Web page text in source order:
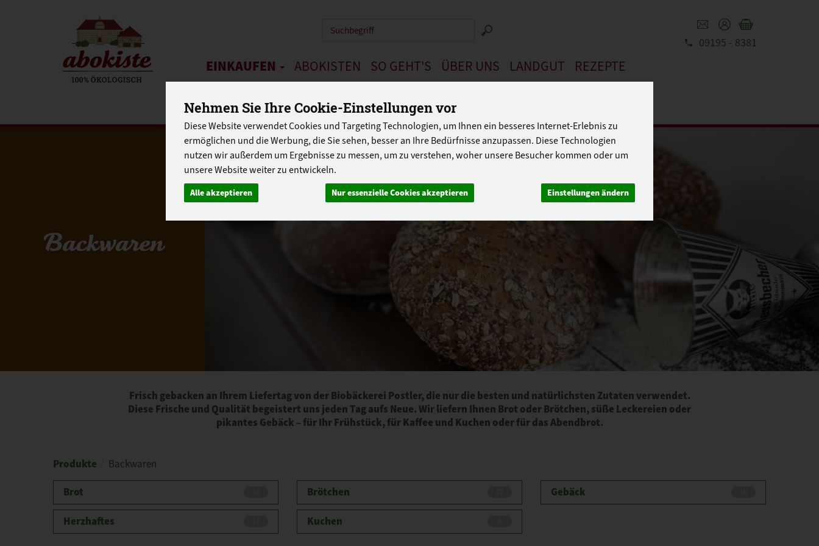
Nehmen Sie Ihre Cookie-Einstellungen vor
Diese Website verwendet Cookies und Targeting Technologien, um Ihnen ein besseres Internet-Erlebnis zu
ermöglichen und die Werbung, die Sie sehen, besser an Ihre Bedürfnisse anzupassen. Diese Technologien
nutzen wir außerdem um Ergebnisse zu messen, um zu verstehen, woher unsere Besucher kommen oder um
unsere Website weiter zu entwickeln.
Alle akzeptieren Nur essenzielle Cookies akzeptieren Einstellungen ändern
Produkt
09195 - 8381
EINKAUFEN ABOKISTEN SO GEHT'S ÜBER UNS LANDGUT
REZEPTE
Backwaren
Frisch gebacken an Ihrem Liefertag von der Biobäckerei Postler, die nur die besten und natürlichsten Zutaten verwendet.
Diese Frische und Qualität begeistert uns jeden Tag aufs Neue. Wir liefern Ihnen Brot oder Brötchen, süße Leckereien oder
pikantes Gebäck – für Ihr Frühstück, für Kaffee und Kuchen oder für das Abendbrot.
Produkte Backwaren
Brot Brötchen Gebäck
Herzhaftes Kuchen